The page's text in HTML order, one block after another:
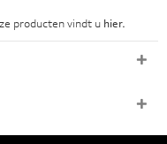
producten vindt u hier.